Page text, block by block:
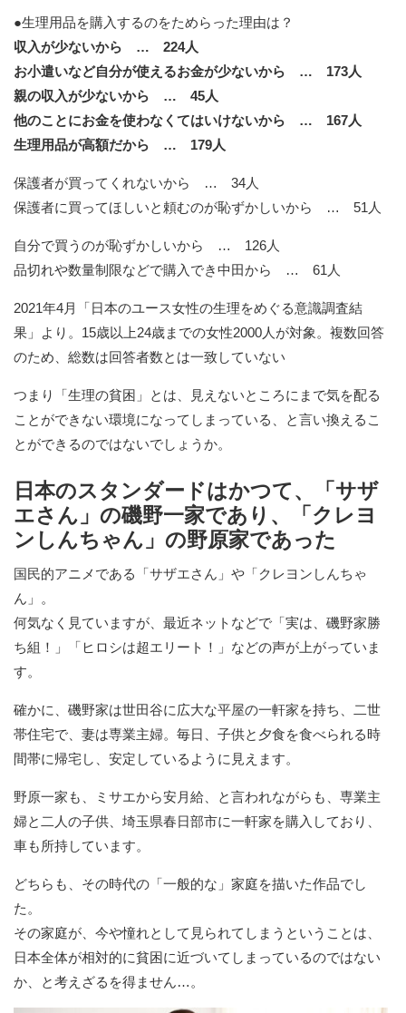
●生理用品を購入するのをためらった理由は？
収入が少ないから … 224人
お小遣いなど自分が使えるお金が少ないから … 173人
親の収入が少ないから … 45人
他のことにお金を使わなくてはいけないから … 167人
生理用品が高額だから … 179人
保護者が買ってくれないから … 34人
保護者に買ってほしいと頼むのが恥ずかしいから … 51人
自分で買うのが恥ずかしいから … 126人
品切れや数量制限などで購入でき中田から … 61人
2021年4月「日本のユース女性の生理をめぐる意識調査結
果」より。15歳以上24歳までの女性2000人が対象。複数回答
のため、総数は回答者数とは一致していない
つまり「生理の貧困」とは、見えないところにまで気を配る
ことができない環境になってしまっている、と言い換えるこ
とができるのではないでしょうか。
日本のスタンダードはかつて、「サザ
エさん」の磯野一家であり、「クレヨ
ンしんちゃん」の野原家であった
国民的アニメである「サザエさん」や「クレヨンしんちゃ
ん」。
何気なく見ていますが、最近ネットなどで「実は、磯野家勝
ち組！」「ヒロシは超エリート！」などの声が上がっていま
す。
確かに、磯野家は世田谷に広大な平屋の一軒家を持ち、二世
帯住宅で、妻は専業主婦。毎日、子供と夕食を食べられる時
間帯に帰宅し、安定しているように見えます。
野原一家も、ミサエから安月給、と言われながらも、専業主
婦と二人の子供、埼玉県春日部市に一軒家を購入しており、
車も所持しています。
どちらも、その時代の「一般的な」家庭を描いた作品でし
た。
その家庭が、今や憧れとして見られてしまうということは、
日本全体が相対的に貧困に近づいてしまっているのではない
か、と考えざるを得ません…。